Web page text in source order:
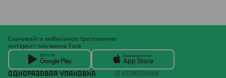
ОДНОРАЗОВАЯ УПАКОВКА О КОМПАНИИ
Скачивайте мобильное приложение
интернет-магазина Yans